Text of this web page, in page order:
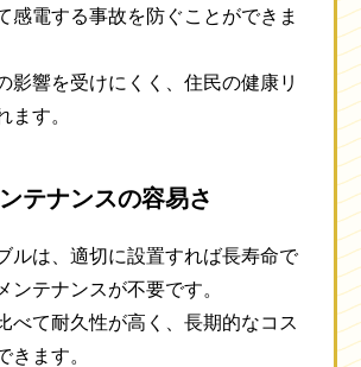
感電する事故を防ぐことができま
影響を受けにくく、住民の健康リ
ます。
テナンスの容易さ
ルは、適切に設置すれば長寿命で
ンテナンスが不要です。
べて耐久性が高く、長期的なコス
きます。